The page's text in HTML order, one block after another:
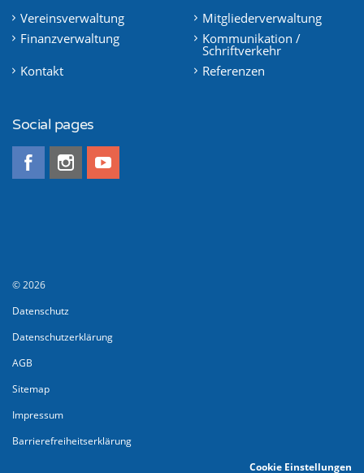
Vereinsverwaltung
Mitgliederverwaltung
Finanzverwaltung
Kommunikation /
Schriftverkehr
Kontakt
Referenzen
Social pages
© 2026
Datenschutz
Datenschutzerklärung
AGB
Sitemap
Impressum
Barrierefreiheitserklärung
Cookie Einstellungen